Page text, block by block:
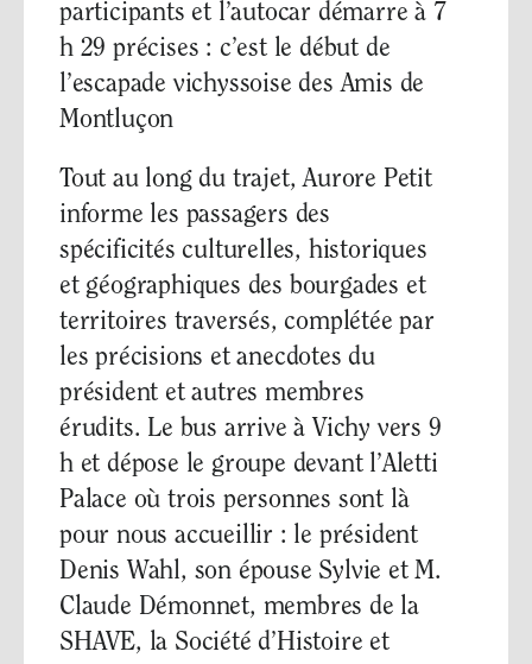
participants et l’autocar démarre à 7
h 29 précises : c’est le début de
l’escapade vichyssoise des Amis de
Montluçon
Tout au long du trajet, Aurore Petit
informe les passagers des
spécificités culturelles, historiques
et géographiques des bourgades et
territoires traversés, complétée par
les précisions et anecdotes du
président et autres membres
érudits. Le bus arrive à Vichy vers 9
h et dépose le groupe devant l’Aletti
Palace où trois personnes sont là
pour nous accueillir : le président
Denis Wahl, son épouse Sylvie et M.
Claude Démonnet, membres de la
SHAVE, la Société d’Histoire et